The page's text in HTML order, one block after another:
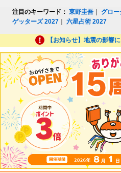
注目のキーワード： 東野圭吾 グロー
ゲッターズ 2027 ｜六星占術 2027
【お知らせ】地震の影響